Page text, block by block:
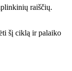
raiščių.
šį ciklą ir palaiko